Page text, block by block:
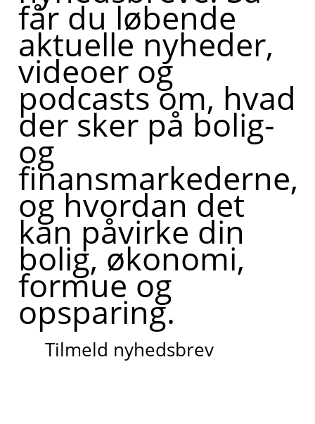
får du løbende
aktuelle nyheder,
videoer og
podcasts om, hvad
der sker på bolig-
og
finansmarkederne,
og hvordan det
kan påvirke din
bolig, økonomi,
formue og
opsparing.
Tilmeld nyhedsbrev